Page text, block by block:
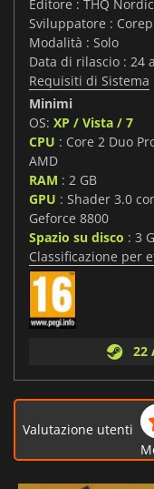
Editore : THQ Nordic
Sviluppatore :
Modalità : Solo
Data di rilascio : 24
Requisiti di Sistema
Minimi
OS: XP / Vista / 7
CPU : Core 2 Duo
AMD
RAM : 2 GB
GPU : Shader 3.0
Geforce 8800
Spazio su disco : 3
Classificazione per
22
Valutazione utenti